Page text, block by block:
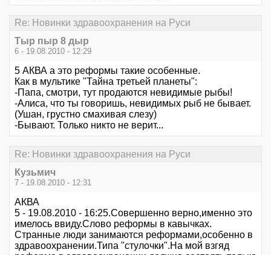
Re: Новинки здравоохранения на Руси
Тыр пыр 8 дыр
6 - 19.08.2010 - 12:29
5 АКВА а это реформы такие особенные.
Как в мультике "Тайна третьей планеты":
-Папа, смотри, тут продаются невидимые рыбы!
-Алиса, что ты говоришь, невидимых рыб не бывает.
(Ушан, грустно смахивая слезу)
-Бывают. Только никто не верит...
Re: Новинки здравоохранения на Руси
Кузьмич
7 - 19.08.2010 - 12:31
АКВА
5 - 19.08.2010 - 16:25.Совершенно верно,именно это
имелось ввиду.Слово реформы в кавычках.
Странные люди занимаются реформами,особенно в
здравоохранении.Типа "стулочки".На мой взгяд